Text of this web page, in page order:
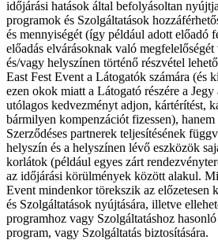
időjárási hatások által befolyásoltan
programok és Szolgáltatások
és mennyiségét (így például adott előadó
előadás elvárásoknak való
és/vagy helyszínen történő részvétel
East Fest Event a Látogatók számára (és
ezen okok miatt a Látogató részére a Jegy
utólagos kedvezményt adjon, kártérítést,
bármilyen kompenzációt fizessen),
Szerződéses partnerek teljesítésének
helyszín és a helyszínen lévő eszközök
korlátok (például egyes zárt
az időjárási körülmények között alakul.
Event mindenkor törekszik az előzetesen
és Szolgáltatások nyújtására, illetve
programhoz vagy Szolgáltatáshoz
program, vagy Szolgáltatás biztosítására.